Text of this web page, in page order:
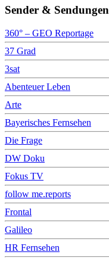
Sender & Sendungen
360° – GEO Reportage
37 Grad
3sat
Abenteuer Leben
Arte
Bayerisches Fernsehen
Die Frage
DW Doku
Fokus TV
follow me.reports
Frontal
Galileo
HR Fernsehen